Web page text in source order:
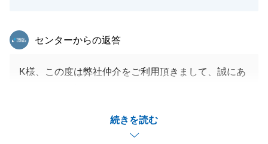
続きを読む
東急リバブル
センターからの返答
K様、この度は弊社仲介をご利用頂きまして、誠にあ
が、条件調整の際にはお互いのご納得感を感じて頂
き、お取引頂ける様に、背景やお気持ちも含め伝達さ